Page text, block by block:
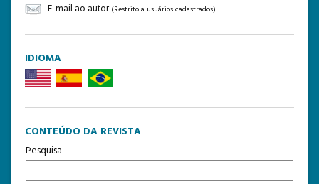
E-mail ao autor (Restrito a usuários cadastrados)
IDIOMA
CONTEÚDO DA REVISTA
Pesquisa